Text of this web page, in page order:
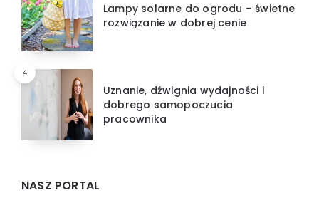
Lampy solarne do ogrodu – świetne
rozwiązanie w dobrej cenie
4
Uznanie, dźwignia wydajności i
dobrego samopoczucia
pracownika
NASZ PORTAL